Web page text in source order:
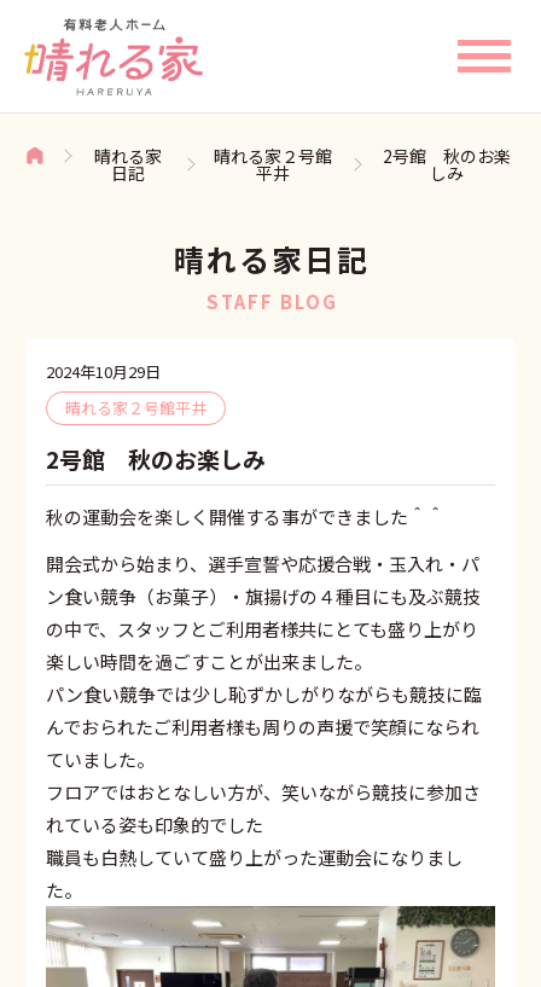
晴れる家
日記
晴れる家２号館
平井
2号館 秋のお楽
しみ
晴れる家日記
STAFF BLOG
2024年10月29日
晴れる家２号館平井
2号館 秋のお楽しみ
秋の運動会を楽しく開催する事ができました＾＾
開会式から始まり、選手宣誓や応援合戦・玉入れ・パ
ン食い競争（お菓子）・旗揚げの４種目にも及ぶ競技
の中で、スタッフとご利用者様共にとても盛り上がり
楽しい時間を過ごすことが出来ました。
パン食い競争では少し恥ずかしがりながらも競技に臨
んでおられたご利用者様も周りの声援で笑顔になられ
ていました。
フロアではおとなしい方が、笑いながら競技に参加さ
れている姿も印象的でした
職員も白熱していて盛り上がった運動会になりまし
た。